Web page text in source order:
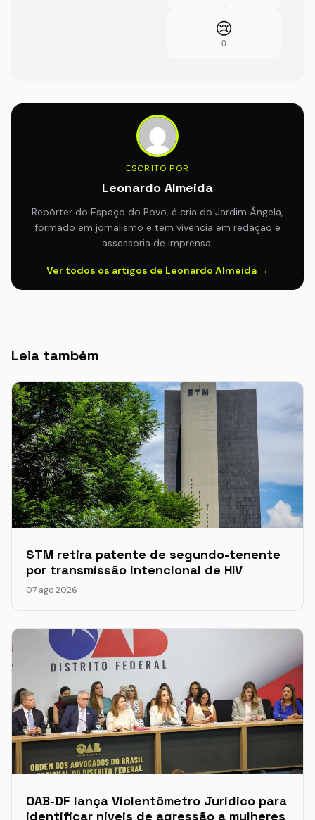
😢
0
ESCRITO POR
Leonardo Almeida
Repórter do Espaço do Povo, é cria do Jardim Ângela,
formado em jornalismo e tem vivência em redação e
assessoria de imprensa.
Ver todos os artigos de Leonardo Almeida →
Leia também
STM retira patente de segundo-tenente
por transmissão intencional de HIV
07 ago 2026
OAB-DF lança Violentômetro Jurídico para
identificar níveis de agressão a mulheres